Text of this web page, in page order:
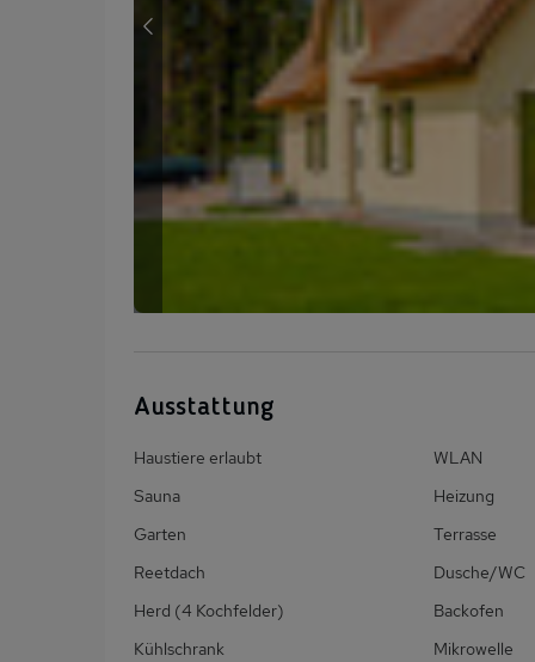
Ausstattung
Haustiere erlaubt
WLAN
Sauna
Heizung
Garten
Terrasse
Reetdach
Dusche/WC
Herd (4 Kochfelder)
Backofen
Kühlschrank
Mikrowelle